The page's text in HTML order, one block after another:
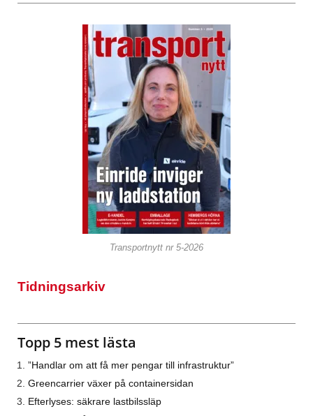
Transportnytt nr 5-2026
Tidningsarkiv
Topp 5 mest lästa
”Handlar om att få mer pengar till infrastruktur”
Greencarrier växer på containersidan
Efterlyses: säkrare lastbilssläp